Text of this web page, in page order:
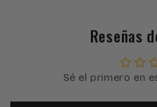
Reseñas
Sé el primero en